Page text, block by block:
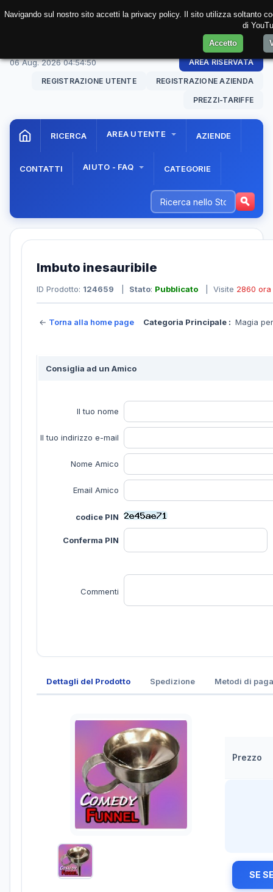
06 Aug. 202604:54:51 AREA RISERVATA
REGISTRAZIONE UTENTE REGISTRAZIONE AZIENDA
PREZZI-TARIFFE
RICERCA AREA UTENTE AZIENDE
CONTATTI AIUTO - FAQ CATEGORIE
Imbuto inesauribile
ID Prodotto: 124659 Stato: Pubblicato | Visite 2860 ora
← Torna alla home page Categoria Principale : Magia
Consiglia ad un Amico
Il tuo nome
Il tuo indirizzo e-mail
Nome Amico
Email Amico
codice PIN
Conferma PIN
Commenti
Dettagli del Prodotto Spedizione Metodi di
Prezzo
SE
Navigando sul nostro sito accetti la privacy policy. Il sito utilizza soltanto
di
Accetto